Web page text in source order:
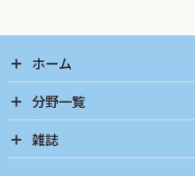
ホーム
分野一覧
雑誌